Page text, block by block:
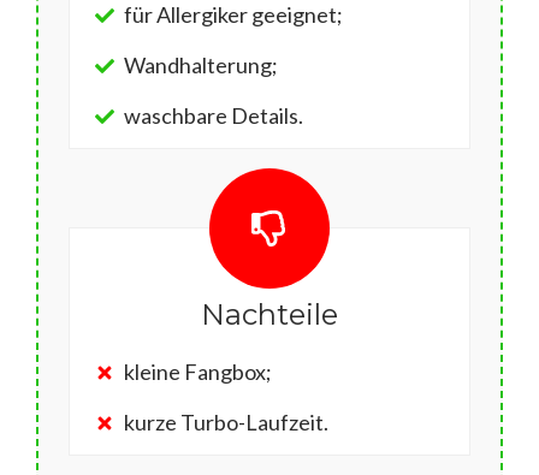
für Allergiker geeignet;
Wandhalterung;
waschbare Details.
Nachteile
kleine Fangbox;
kurze Turbo-Laufzeit.